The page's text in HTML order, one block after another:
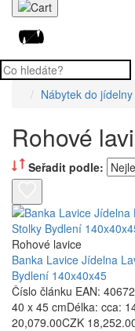
Nábytek do jídelny
Rohové
Seřadit podle:
Rohové lavice
Banka Lavice Jídelna
Bydlení 140x40x45
Číslo článku EAN:
40 x 45 cmDélka: cca:
20,079.00CZK